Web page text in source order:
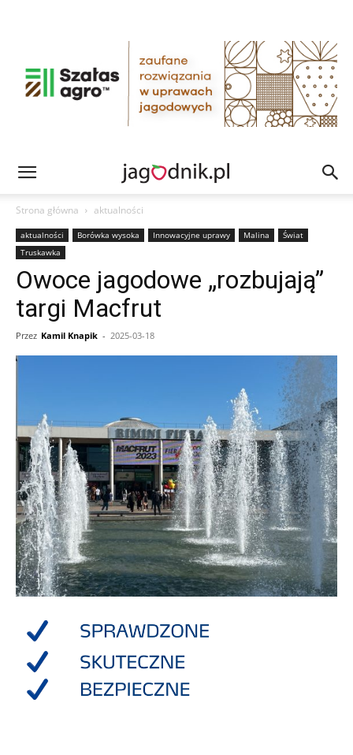
Strona główna aktualności
aktualności Borówka wysoka Innowacyjne uprawy Malina
Świat
Truskawka
Owoce jagodowe „rozbujają”
targi Macfrut
Przez Kamil Knapik - 2025-03-18